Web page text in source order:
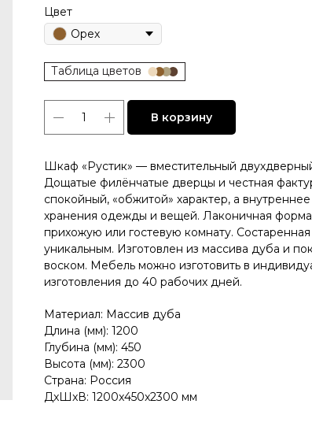
декор
и искусство
Цвет
Орех
Таблица цветов
В корзину
Шкаф «Рустик» — вместительный
Дощатые филёнчатые дверцы и честная
спокойный, «обжитой» характер, а
хранения одежды и вещей. Лаконичная форма
прихожую или гостевую комнату.
уникальным. Изготовлен из массива дуба и
воском. Мебель можно изготовить в
изготовления до 40 рабочих дней.
Материал: Массив дуба
Длина (мм): 1200
Глубина (мм): 450
Высота (мм): 2300
Страна: Россия
ДxШxВ: 1200x450x2300 мм